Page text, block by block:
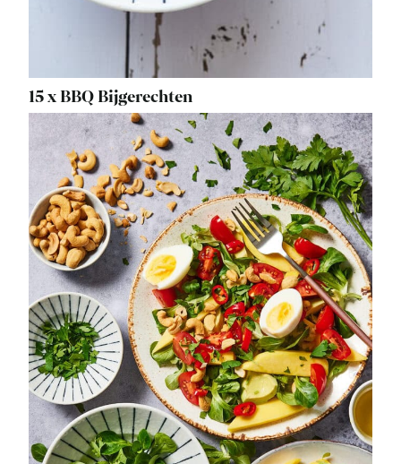
15 x BBQ Bijgerechten